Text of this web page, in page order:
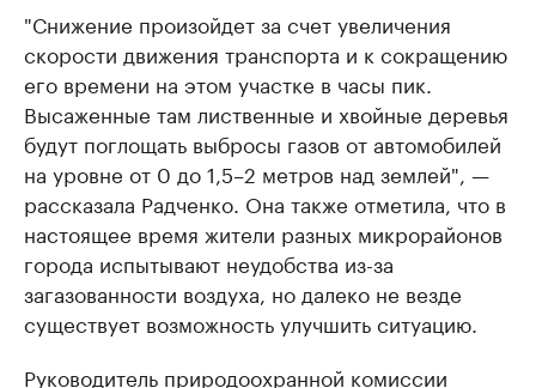
"Снижение произойдет за счет увеличения
скорости движения транспорта и к сокращению
его времени на этом участке в часы пик.
Высаженные там лиственные и хвойные деревья
будут поглощать выбросы газов от автомобилей
на уровне от 0 до 1,5–2 метров над землей", —
рассказала Радченко. Она также отметила, что в
настоящее время жители разных микрорайонов
города испытывают неудобства из-за
загазованности воздуха, но далеко не везде
существует возможность улучшить ситуацию.
Руководитель природоохранной комиссии